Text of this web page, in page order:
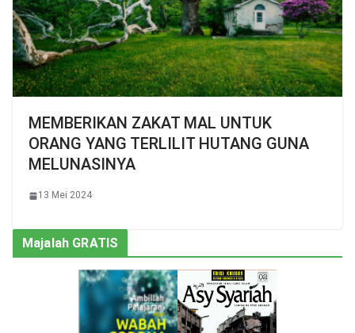
MEMBERIKAN ZAKAT MAL UNTUK
ORANG YANG TERLILIT HUTANG GUNA
MELUNASINYA
13 Mei 2024
Majalah GRATIS